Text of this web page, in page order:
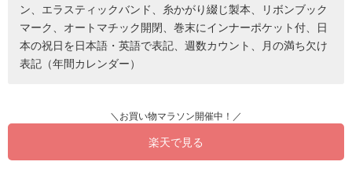
ン、エラスティックバンド、糸かがり綴じ製本、リボンブック
マーク、オートマチック開閉、巻末にインナーポケット付、日
本の祝日を日本語・英語で表記、週数カウント、月の満ち欠け
表記（年間カレンダー）
楽天で見る